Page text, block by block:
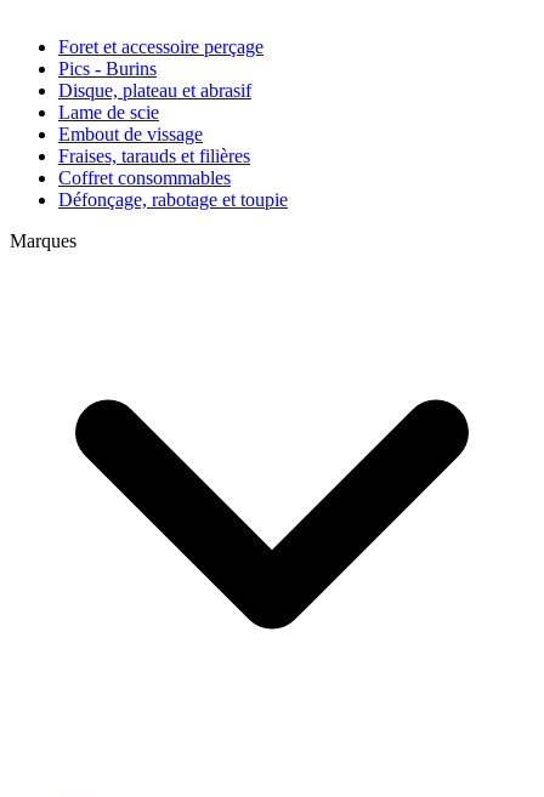
Foret et accessoire perçage
Pics - Burins
Disque, plateau et abrasif
Lame de scie
Embout de vissage
Fraises, tarauds et filières
Coffret consommables
Défonçage, rabotage et toupie
Marques